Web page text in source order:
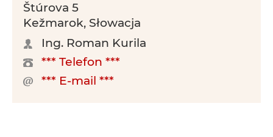
Štúrova 5
Kežmarok, Słowacja
Ing. Roman Kurila
*** Telefon ***
*** E-mail ***